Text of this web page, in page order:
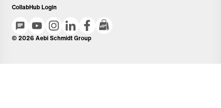
CollabHub Login
© 2026 Aebi Schmidt Group